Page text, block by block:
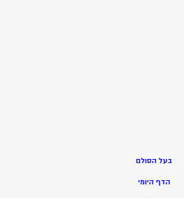
בעל הסולם
הדף היומי